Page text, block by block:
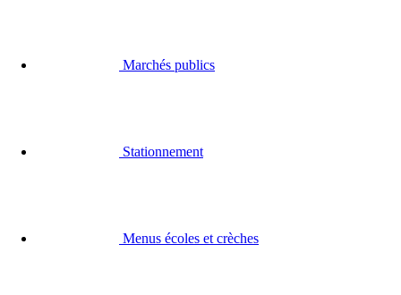
Marchés publics
Stationnement
Menus écoles et crèches